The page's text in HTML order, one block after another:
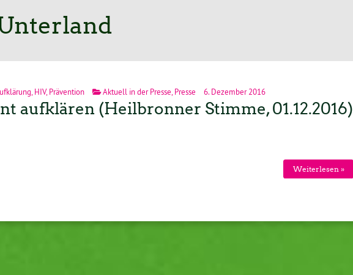
HIV, Prävention Aktuell in der Presse Presse 6. Dezember 2016
aufklären (Heilbronner Stimme, 01.12.2016)
Weiterlesen »